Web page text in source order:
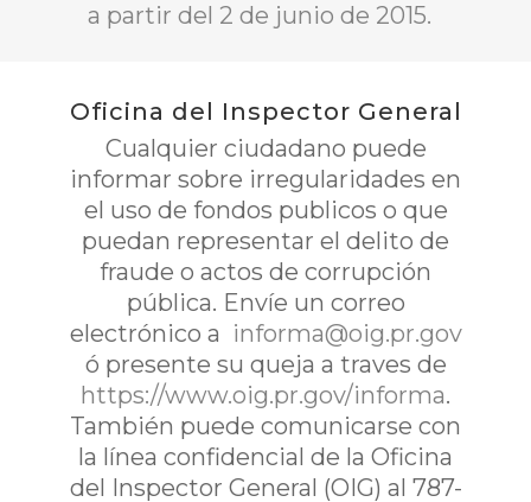
a partir del 2 de junio de 2015.
Oficina del Inspector General
Cualquier ciudadano puede
informar sobre irregularidades en
el uso de fondos publicos o que
puedan representar el delito de
fraude o actos de corrupción
pública. Envíe un correo
electrónico a informa@oig.pr.gov
ó presente su queja a traves de
https://www.oig.pr.gov/informa.
También puede comunicarse con
la línea confidencial de la Oficina
del Inspector General (OIG) al 787-